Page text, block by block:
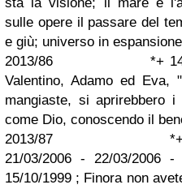
sulle opere il passare del
e giù; universo in
2013/86 *+ 14/02/
Valentino, Adamo ed
mangiaste, si aprirebbero
come Dio, conoscendo il
2013/87 *+ 21/04/
21/03/2006 - 22/03/2006
15/10/1999 ; Finora non